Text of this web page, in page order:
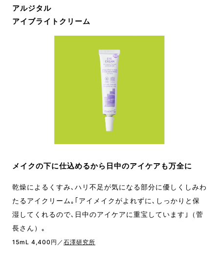
アルジタル
アイブライトクリーム
メイクの下に仕込めるから日中のアイケアも万全に
乾燥によるくすみ､ハリ不足が気になる部分に優しくしみわ
たるアイクリーム｡｢アイメイクがよれずに､しっかりと保
湿してくれるので､日中のアイケアに重宝しています｣（菅
長さん）｡
15mL 4,400円／ 石澤研究所